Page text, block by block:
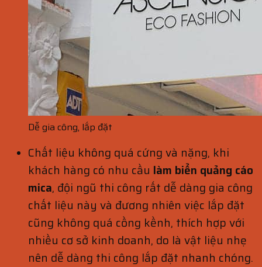
Dễ gia công, lắp đặt
Chất liệu không quá cứng và nặng, khi
khách hàng có nhu cầu làm biển quảng cáo
mica, đội ngũ thi công rất dễ dàng gia công
chất liệu này và đương nhiên việc lắp đặt
cũng không quá cồng kềnh, thích hợp với
nhiều cơ sở kinh doanh, do là vật liệu nhẹ
nên dễ dàng thi công lắp đặt nhanh chóng.